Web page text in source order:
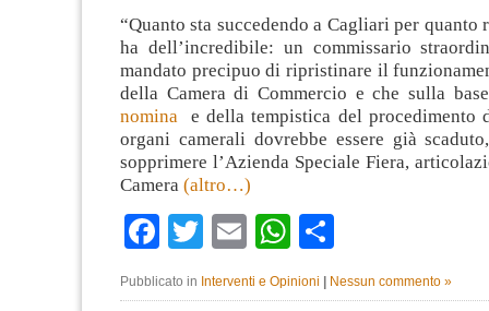
“Quanto sta succedendo a Cagliari per quanto
ha dell’incredibile: un commissario
mandato precipuo di ripristinare il
della Camera di Commercio e che sulla
nomina e della tempistica del procedimento
organi camerali dovrebbe essere già
sopprimere l’Azienda Speciale Fiera,
Camera (altro…)
Facebook
TwitterEmailWhatsApp
Pubblicato in Interventi e Opinioni Nessun commento »